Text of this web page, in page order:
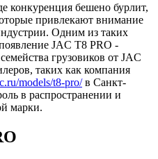
конкуренция бешено бурлит,
привлекают внимание
Одним из таких
JAC T8 PRO -
грузовиков от JAC
таких как компания
models/t8-pro/в Санкт-
в распространении и
марки.